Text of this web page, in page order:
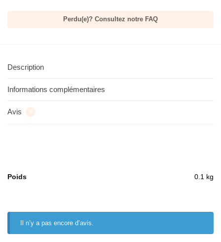
Perdu(e)? Consultez notre FAQ
Description
Informations complémentaires
Avis
Poids 0.1 kg
Il n’y a pas encore d’avis.